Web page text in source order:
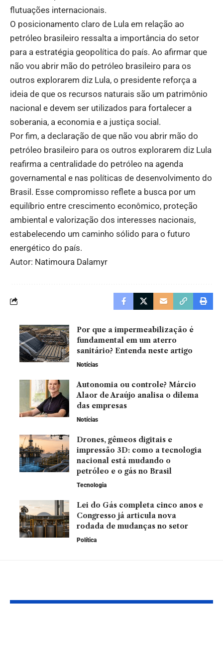
flutuações internacionais.
O posicionamento claro de Lula em relação ao
petróleo brasileiro ressalta a importância do setor
para a estratégia geopolítica do país. Ao afirmar que
não vou abrir mão do petróleo brasileiro para os
outros explorarem diz Lula, o presidente reforça a
ideia de que os recursos naturais são um patrimônio
nacional e devem ser utilizados para fortalecer a
soberania, a economia e a justiça social.
Por fim, a declaração de que não vou abrir mão do
petróleo brasileiro para os outros explorarem diz Lula
reafirma a centralidade do petróleo na agenda
governamental e nas políticas de desenvolvimento do
Brasil. Esse compromisso reflete a busca por um
equilíbrio entre crescimento econômico, proteção
ambiental e valorização dos interesses nacionais,
estabelecendo um caminho sólido para o futuro
energético do país.
Autor: Natimoura Dalamyr
Por que a impermeabilização é
fundamental em um aterro
sanitário? Entenda neste artigo
Notícias
Autonomia ou controle? Márcio
Alaor de Araújo analisa o dilema
das empresas
Notícias
Drones, gêmeos digitais e
impressão 3D: como a tecnologia
nacional está mudando o
petróleo e o gás no Brasil
Tecnologia
Lei do Gás completa cinco anos e
Congresso já articula nova
rodada de mudanças no setor
Política